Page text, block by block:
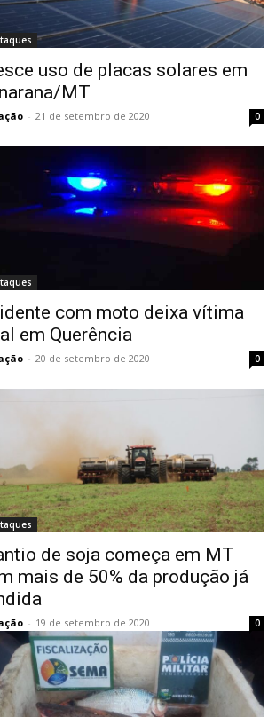
uso de placas solares em
MT
- 21 de setembro de 2020 0
com moto deixa vítima
em Querência
- 20 de setembro de 2020 0
de soja começa em MT
mais de 50% da produção já
- 19 de setembro de 2020 0